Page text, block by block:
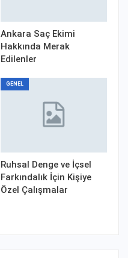
Ankara Saç Ekimi
Hakkında Merak
Edilenler
GENEL
Ruhsal Denge ve İçsel
Farkındalık İçin Kişiye
Özel Çalışmalar